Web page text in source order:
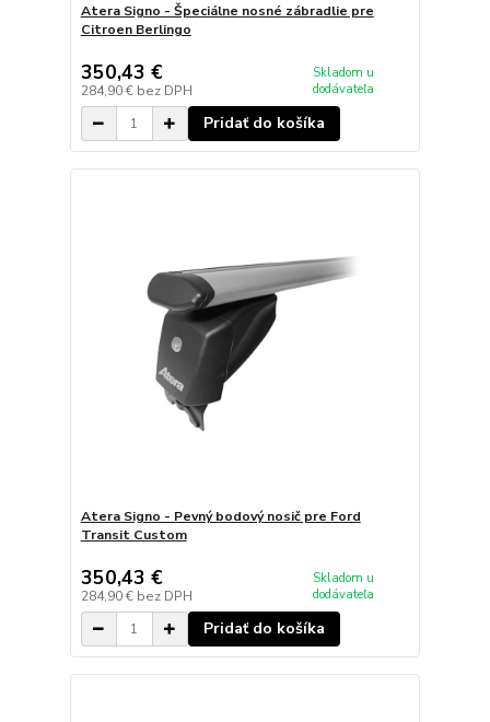
Atera Signo - Špeciálne nosné zábradlie pre
Citroen Berlingo
350,43 €
284,90 € bez DPH
Skladom u
dodávateľa
Pridať do košíka
Atera Signo - Pevný bodový nosič pre Ford
Transit Custom
350,43 €
284,90 € bez DPH
Skladom u
dodávateľa
Pridať do košíka